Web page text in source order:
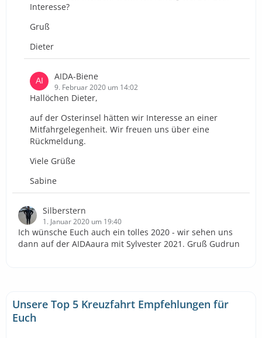
Interesse?
Gruß
Dieter
AIDA-Biene
9. Februar 2020 um 14:02
Hallöchen Dieter,
auf der Osterinsel hätten wir Interesse an einer
Mitfahrgelegenheit. Wir freuen uns über eine
Rückmeldung.
Viele Grüße
Sabine
Silberstern
1. Januar 2020 um 19:40
Ich wünsche Euch auch ein tolles 2020 - wir sehen uns
dann auf der AIDAaura mit Sylvester 2021. Gruß Gudrun
Unsere Top 5 Kreuzfahrt Empfehlungen für
Euch